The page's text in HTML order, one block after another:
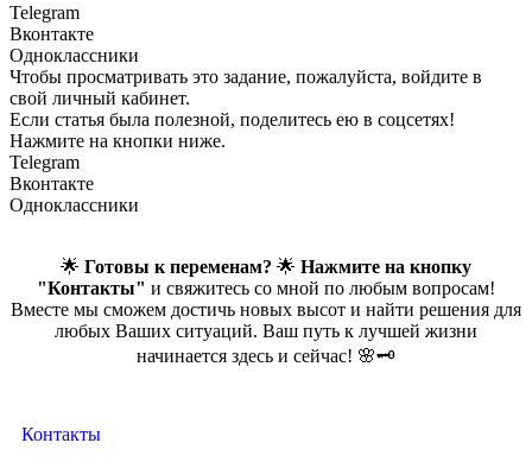
Telegram
Вконтакте
Одноклассники
Чтобы просматривать это задание, пожалуйста, войдите в
свой личный кабинет.
Если статья была полезной, поделитесь ею в соцсетях!
Нажмите на кнопки ниже.
Telegram
Вконтакте
Одноклассники
🌟 Готовы к переменам? 🌟 Нажмите на кнопку
"Контакты" и свяжитесь со мной по любым вопросам!
Вместе мы сможем достичь новых высот и найти решения для
любых Ваших ситуаций. Ваш путь к лучшей жизни
начинается здесь и сейчас! 🌸🗝️
Контакты